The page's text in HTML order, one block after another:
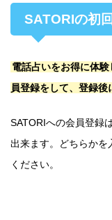
SATORIの初
電話占いをお得に体
員登録をして、登録後
SATORIへの会員登録
出来ます。どちらかを
ください。